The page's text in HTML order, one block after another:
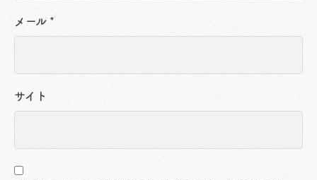
メール *
サイト